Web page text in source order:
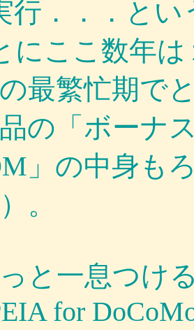
．．．とい
にここ数年
最繁忙期で
の「ボーナ
」の中身も
。
と一息つけ
for